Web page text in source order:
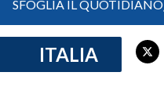
CRONACA SARDEGNA
SFOGLIA IL QUOTIDIANO
ITALIA